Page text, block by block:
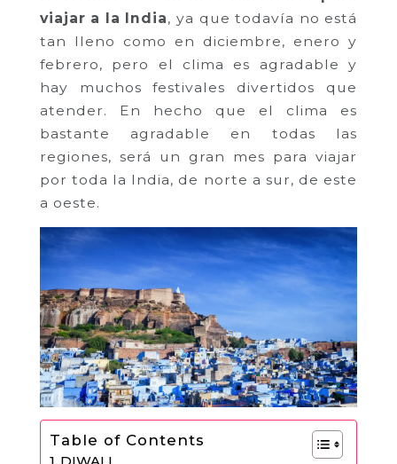
viajar a la India, ya que todavía no está
tan lleno como en diciembre, enero y
febrero, pero el clima es agradable y
hay muchos festivales divertidos que
atender. En hecho que el clima es
bastante agradable en todas las
regiones, será un gran mes para viajar
por toda la India, de norte a sur, de este
a oeste.
Table of Contents